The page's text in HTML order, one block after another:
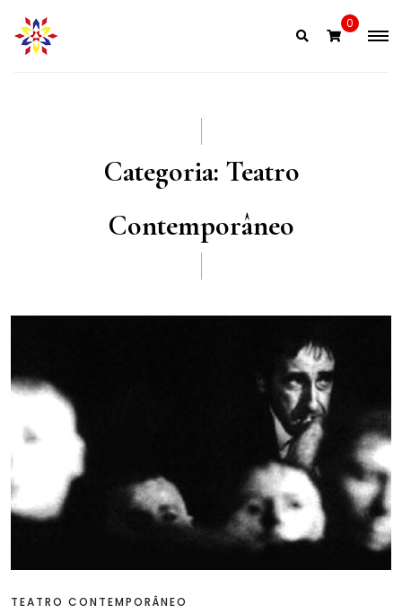
content
0
Categoria: Teatro
Contemporâneo
TEATRO CONTEMPORÂNEO